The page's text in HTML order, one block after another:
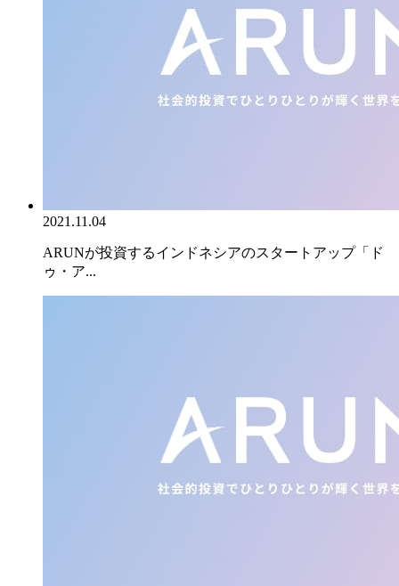
2021.11.04
ARUNが投資するインドネシアのスタートアップ「ド
ゥ・ア...